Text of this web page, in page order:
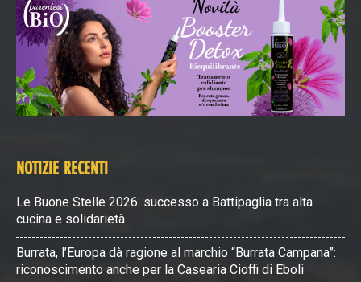
NOTIZIE RECENTI
Le Buone Stelle 2026: successo a Battipaglia tra alta
cucina e solidarietà
Burrata, l’Europa dà ragione al marchio “Burrata Campana”:
riconoscimento anche per la Casearia Cioffi di Eboli